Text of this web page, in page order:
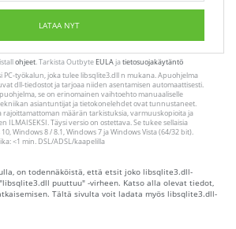
LATAA NYT
ohjeet. Tarkista Outbyte EULAjatietosuojakäytäntö
PC-työkalun, joka tulee libsqlite3.dll n mukana. Apuohjelma
dll-tiedostot ja tarjoaa niiden asentamisen automaattisesti.
se on erinomainen vaihtoehto manuaaliselle
asiantuntijat ja tietokonelehdet ovat tunnustaneet.
rajoittamattoman määrän tarkistuksia, varmuuskopioita ja
Täysi versio on ostettava. Se tukee sellaisia
Windows 8 / 8.1, Windows 7 ja Windows Vista (64/32 bit).
<1 min. DSL/ADSL/kaapelilla
on todennäköistä, että etsit joko libsqlite3.dll-
puuttuu" -virheen. Katso alla olevat tiedot,
Tältä sivulta voit ladata myös libsqlite3.dll-